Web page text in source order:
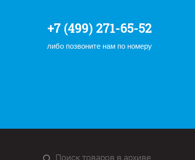
+7 (499) 271-65-52
либо позвоните нам по номеру